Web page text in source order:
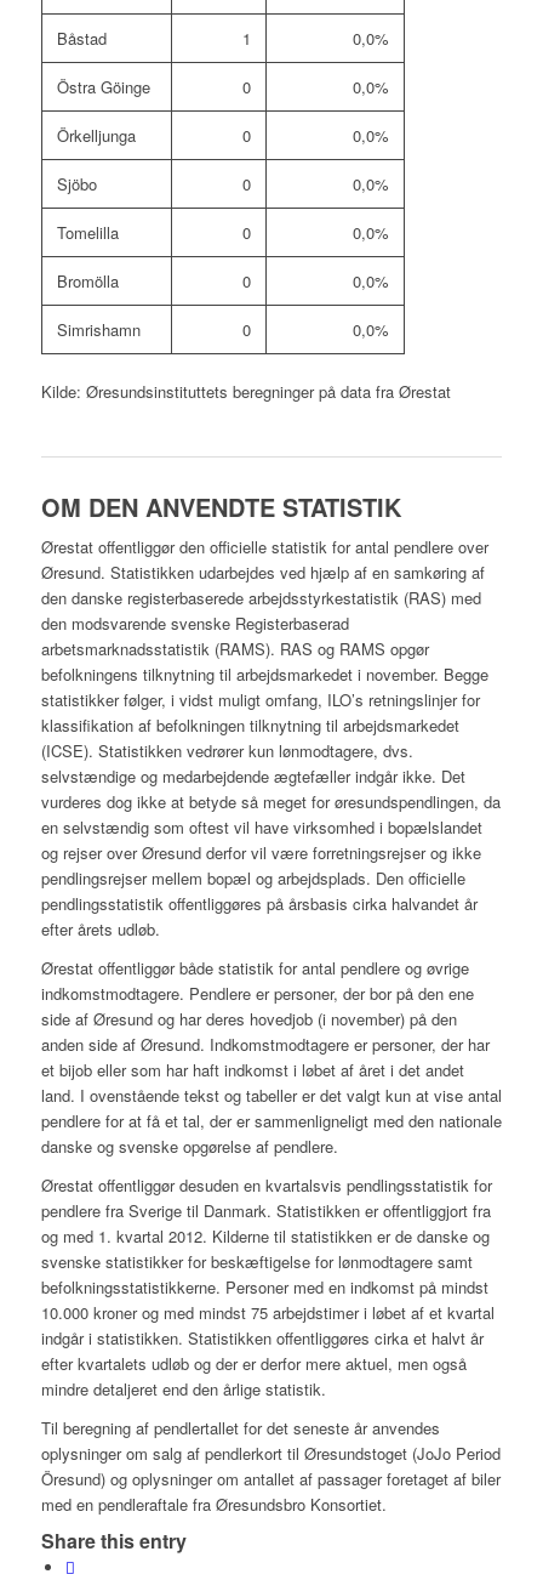
Båstad 1 0,0%
Östra Göinge 0 0,0%
Örkelljunga 0 0,0%
Sjöbo 0 0,0%
Tomelilla 0 0,0%
Bromölla 0 0,0%
Simrishamn 0 0,0%
Kilde: Øresundsinstituttets beregninger på data fra Ørestat
OM DEN ANVENDTE STATISTIK
Ørestat offentliggør den officielle statistik for antal pendlere over
Øresund. Statistikken udarbejdes ved hjælp af en samkøring af
den danske registerbaserede arbejdsstyrkestatistik (RAS) med
den modsvarende svenske Registerbaserad
arbetsmarknadsstatistik (RAMS). RAS og RAMS opgør
befolkningens tilknytning til arbejdsmarkedet i november. Begge
statistikker følger, i vidst muligt omfang, ILO’s retningslinjer for
klassifikation af befolkningen tilknytning til arbejdsmarkedet
(ICSE). Statistikken vedrører kun lønmodtagere, dvs.
selvstændige og medarbejdende ægtefæller indgår ikke. Det
vurderes dog ikke at betyde så meget for øresundspendlingen, da
en selvstændig som oftest vil have virksomhed i bopælslandet
og rejser over Øresund derfor vil være forretningsrejser og ikke
pendlingsrejser mellem bopæl og arbejdsplads. Den officielle
pendlingsstatistik offentliggøres på årsbasis cirka halvandet år
efter årets udløb.
Ørestat offentliggør både statistik for antal pendlere og øvrige
indkomstmodtagere. Pendlere er personer, der bor på den ene
side af Øresund og har deres hovedjob (i november) på den
anden side af Øresund. Indkomstmodtagere er personer, der har
et bijob eller som har haft indkomst i løbet af året i det andet
land. I ovenstående tekst og tabeller er det valgt kun at vise antal
pendlere for at få et tal, der er sammenligneligt med den nationale
danske og svenske opgørelse af pendlere.
Ørestat offentliggør desuden en kvartalsvis pendlingsstatistik for
pendlere fra Sverige til Danmark. Statistikken er offentliggjort fra
og med 1. kvartal 2012. Kilderne til statistikken er de danske og
svenske statistikker for beskæftigelse for lønmodtagere samt
befolkningsstatistikkerne. Personer med en indkomst på mindst
10.000 kroner og med mindst 75 arbejdstimer i løbet af et kvartal
indgår i statistikken. Statistikken offentliggøres cirka et halvt år
efter kvartalets udløb og der er derfor mere aktuel, men også
mindre detaljeret end den årlige statistik.
Til beregning af pendlertallet for det seneste år anvendes
oplysninger om salg af pendlerkort til Øresundstoget (JoJo Period
Öresund) og oplysninger om antallet af passager foretaget af biler
med en pendleraftale fra Øresundsbro Konsortiet.
Share this entry